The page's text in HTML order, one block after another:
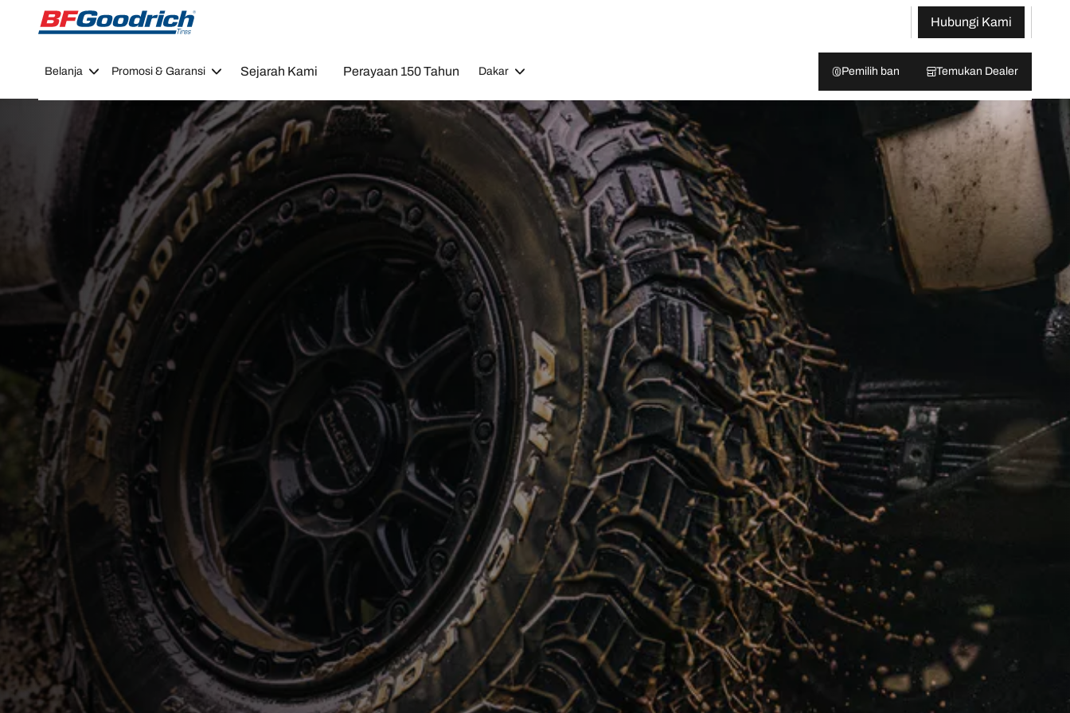
Go to page content
Go to page navigation
Hubungi Kami
Belanja Promosi & Garansi Sejarah Kami Perayaan 150 Tahun Dakar Pemilih ban Temukan Dealer